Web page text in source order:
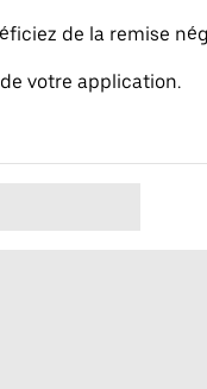
de la remise
votre application.